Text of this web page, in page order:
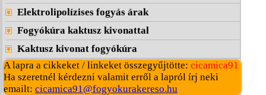
Elektrolipolízises fogyás árak
Fogyókúra kaktusz kivonattal
Kaktusz kivonat fogyókúra
A lapra a cikkeket / linkeket összegyűjtötte: cicamica91
Ha szeretnél kérdezni valamit erről a lapról írj neki
emailt: cicamica91@fogyokurakereso.hu